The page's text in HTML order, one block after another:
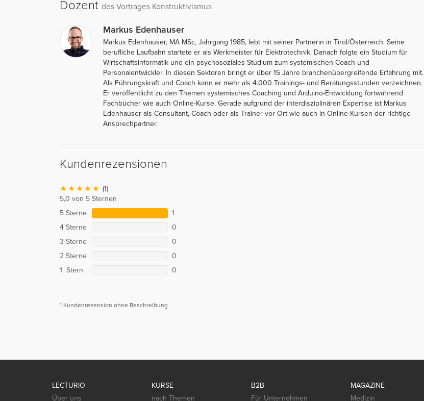
Dozent des Vortrages Konstruktivismus
Markus Edenhauser
Markus Edenhauser, MA MSc, Jahrgang 1985, lebt mit seiner Partnerin in Tirol/Österreich. Seine
berufliche Laufbahn startete er als Werkmeister für Elektrotechnik. Danach folgte ein Studium für
Wirtschaftsinformatik und ein psychosoziales Studium zum systemischen Coach und
Personalentwickler. In diesen Sektoren bringt er über 15 Jahre branchenübergreifende Erfahrung mit.
Als Führungskraft und Coach kann er mehr als 4.000 Trainings- und Beratungsstunden verzeichnen.
Er veröffentlicht zu den Themen systemisches Coaching und Arduino-Entwicklung fortwährend
Fachbücher wie auch Online-Kurse. Gerade aufgrund der interdisziplinären Expertise ist Markus
Edenhauser als Consultant, Coach oder als Trainer vor Ort wie auch in Online-Kursen der richtige
Ansprechpartner.
Kundenrezensionen
(1)
5,0 von 5 Sternen
5 Sterne
1
4 Sterne
0
3 Sterne
0
2 Sterne
0
1 Stern
0
1 Kundenrezension ohne Beschreibung
LECTURIO
Über uns
KURSE
nach Themen
B2B
Für Unternehmen
MAGAZINE
Medizin